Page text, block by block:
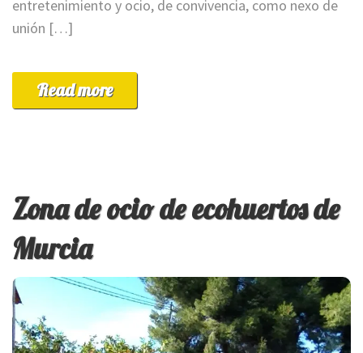
entretenimiento y ocio, de convivencia, como nexo de
unión […]
Read more
Zona de ocio de ecohuertos de
Murcia